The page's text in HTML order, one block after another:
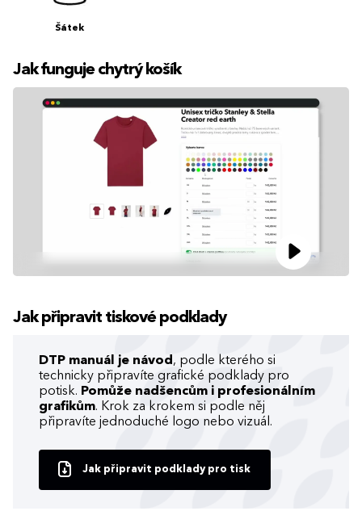
Šátek
Jak funguje chytrý košík
Jak připravit tiskové podklady
DTP manuál je návod , podle kterého si
technicky připravíte grafické podklady pro
potisk. Pomůže nadšencům i profesionálním
grafikům. Krok za krokem si podle něj
připravíte jednoduché logo nebo vizuál.
Jak připravit podklady pro tisk